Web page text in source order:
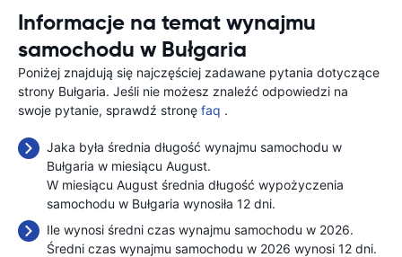
Informacje na temat wynajmu
samochodu w Bułgaria
Poniżej znajdują się najczęściej zadawane pytania dotyczące
strony Bułgaria. Jeśli nie możesz znaleźć odpowiedzi na
swoje pytanie, sprawdź stronę faq .
Jaka była średnia długość wynajmu samochodu w
Bułgaria w miesiącu August.
W miesiącu August średnia długość wypożyczenia
samochodu w Bułgaria wynosiła 12 dni.
Ile wynosi średni czas wynajmu samochodu w 2026.
Średni czas wynajmu samochodu w 2026 wynosi 12 dni.